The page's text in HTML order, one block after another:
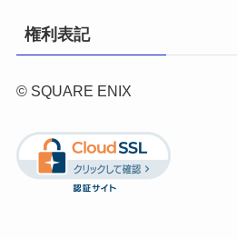
権利表記
© SQUARE ENIX